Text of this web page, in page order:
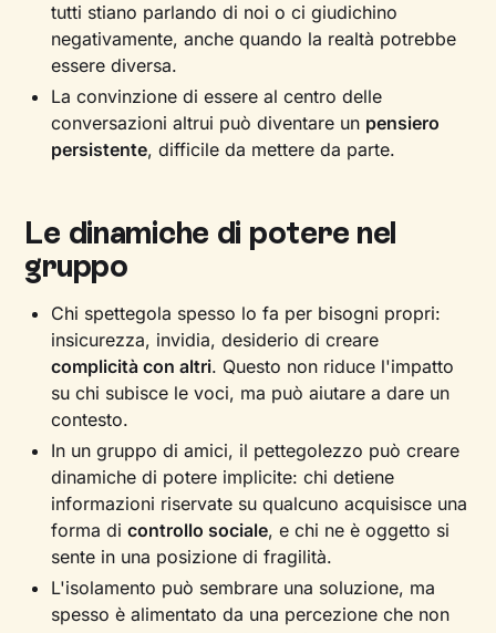
tutti stiano parlando di noi o ci giudichino
negativamente, anche quando la realtà potrebbe
essere diversa.
La convinzione di essere al centro delle
conversazioni altrui può diventare un pensiero
persistente, difficile da mettere da parte.
Le dinamiche di potere nel
gruppo
Chi spettegola spesso lo fa per bisogni propri:
insicurezza, invidia, desiderio di creare
complicità con altri. Questo non riduce l'impatto
su chi subisce le voci, ma può aiutare a dare un
contesto.
In un gruppo di amici, il pettegolezzo può creare
dinamiche di potere implicite: chi detiene
informazioni riservate su qualcuno acquisisce una
forma dicontrollo sociale, e chi ne è oggetto si
sente in una posizione di fragilità.
L'isolamento può sembrare una soluzione, ma
spesso è alimentato da una percezione che non